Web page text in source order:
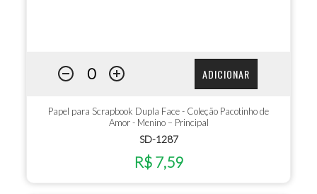
ADICIONAR
Papel para Scrapbook Dupla Face - Coleção Pacotinho de
Amor - Menino – Principal
SD-1287
R$ 7,59